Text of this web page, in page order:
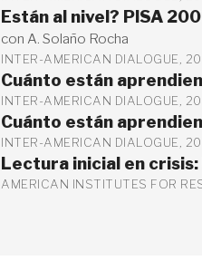
Están al nivel? PISA
con A. Solaño Rocha
INTER-AMERICAN DIALOGUE,
Cuánto están
INTER-AMERICAN DIALOGUE,
Cuánto están
INTER-AMERICAN DIALOGUE,
Lectura inicial en crisis:
AMERICAN INSTITUTES FOR